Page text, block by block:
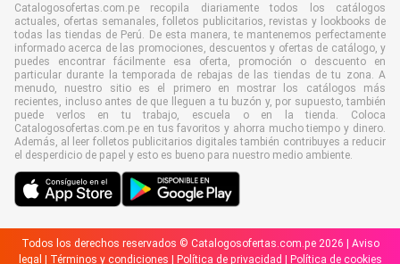
Catalogosofertas.com.pe recopila diariamente todos los catálogos
actuales, ofertas semanales, folletos publicitarios, revistas y lookbooks de
todas las tiendas de Perú. De esta manera, te mantenemos perfectamente
informado acerca de las promociones, descuentos y ofertas de catálogo, y
puedes encontrar fácilmente esa oferta, promoción o descuento en
particular durante la temporada de rebajas de las tiendas de tu zona. A
menudo, nuestro sitio es el primero en mostrar los catálogos más
recientes, incluso antes de que lleguen a tu buzón y, por supuesto, también
puede verlos en tu trabajo, escuela o en la tienda. Coloca
Catalogosofertas.com.pe en tus favoritos y ahorra mucho tiempo y dinero.
Además, al leer folletos publicitarios digitales también contribuyes a reducir
el desperdicio de papel y esto es bueno para nuestro medio ambiente.
Todos los derechos reservados © Catalogosofertas.com.pe 2026 | Aviso
legal
Términos y condiciones Política de privacidad Política de cookies